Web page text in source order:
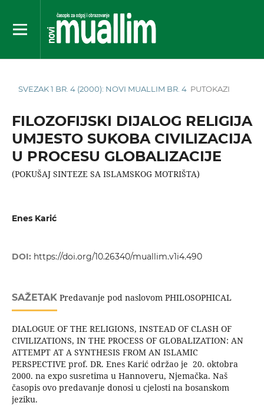
SVEZAK 1 BR. 4 (2000): NOVI MUALLIM BR. 4 PUTOKAZI
FILOZOFIJSKI DIJALOG RELIGIJA
UMJESTO SUKOBA CIVILIZACIJA
U PROCESU GLOBALIZACIJE
(POKUŠAJ SINTEZE SA ISLAMSKOG MOTRIŠTA)
Enes Karić
DOI: https://doi.org/10.26340/muallim.v1i4.490
SAŽETAKPredavanje pod naslovom PHILOSOPHICAL
DIALOGUE OF THE RELIGIONS, INSTEAD OF CLASH OF
CIVILIZATIONS, IN THE PROCESS OF GLOBALIZATION: AN
ATTEMPT AT A SYNTHESIS FROM AN ISLAMIC
PERSPECTIVE prof. DR. Enes Karić održao je 20. oktobra
2000. na expo susretima u Hannoveru, Njemačka. Naš
časopis ovo predavanje donosi u cjelosti na bosanskom
jeziku.